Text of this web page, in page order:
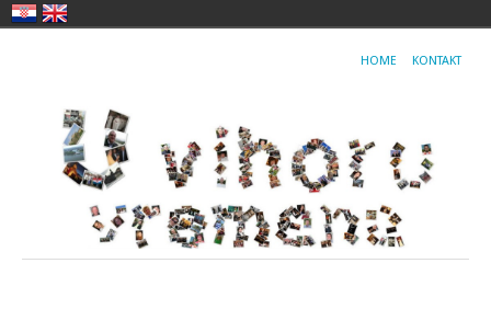
HOME KONTAKT